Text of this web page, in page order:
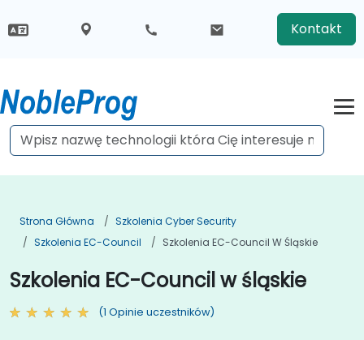
Kontakt
Strona Główna
Szkolenia Cyber Security
Szkolenia EC-Council
Szkolenia EC-Council W Śląskie
Szkolenia EC-Council w śląskie
(1 Opinie uczestników)